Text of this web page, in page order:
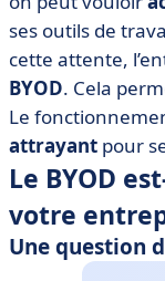
ses outils de
cette attente,
BYOD. Cela
Le
attrayant pour
Le BYOD
votre
Une question